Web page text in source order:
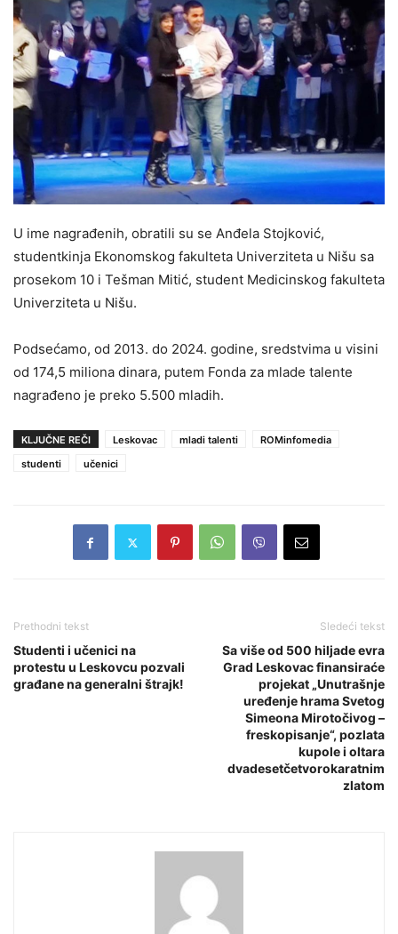
U ime nagrađenih, obratili su se Anđela Stojković,
studentkinja Ekonomskog fakulteta Univerziteta u Nišu sa
prosekom 10 i Tešman Mitić, student Medicinskog fakulteta
Univerziteta u Nišu.
Podsećamo, od 2013. do 2024. godine, sredstvima u visini
od 174,5 miliona dinara, putem Fonda za mlade talente
nagrađeno je preko 5.500 mladih.
KLJUČNE REČI Leskovac mladi talenti
ROMinfomedia
studenti
učenici
Prethodni tekst
Studenti i učenici na
protestu u Leskovcu pozvali
građane na generalni štrajk!
Sledeći tekst
Sa više od 500 hiljade evra
Grad Leskovac finansiraće
projekat „Unutrašnje
uređenje hrama Svetog
Simeona Mirotočivog –
freskopisanje“, pozlata
kupole i oltara
dvadesetčetvorokaratnim
zlatom